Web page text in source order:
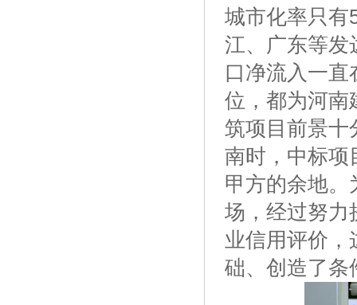
城市化率只有
江、广东等发
口净流入一
位，都为河南
筑项目前景十
南时，中标项
甲方的余地。
场，经过努力
业信用评价，
础、创造了条